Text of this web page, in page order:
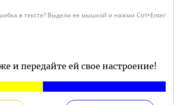
в тексте? Выдели ее мышкой и нажми Ctrl+Enter
и передайте ей свое настроение!